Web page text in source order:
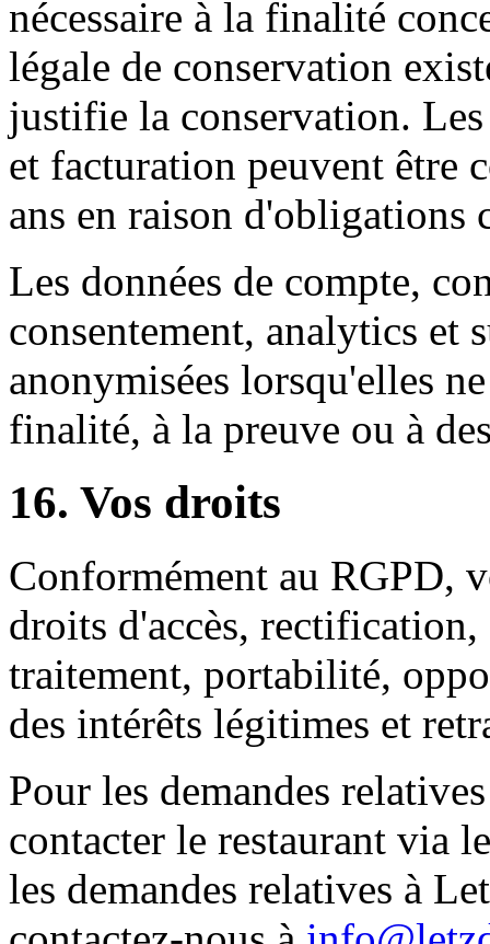
nécessaire à la finalité
légale de conservation
justifie la conservation.
et facturation peuvent être
ans en raison d'obligations
Les données de compte,
consentement, analytics et
anonymisées lorsqu'elles
finalité, à la preuve ou à
16. Vos droits
Conformément au RGPD,
droits d'accès,
traitement, portabilité,
des intérêts légitimes et
Pour les demandes
contacter le restaurant via
les demandes relatives à